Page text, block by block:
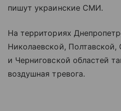
пишут украинские СМИ.
На территориях
Николаевской,
и Черниговской областей
воздушная тревога.